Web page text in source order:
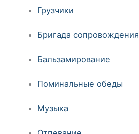
Грузчики
Бригада сопровождения
Бальзамирование
Поминальные обеды
Музыка